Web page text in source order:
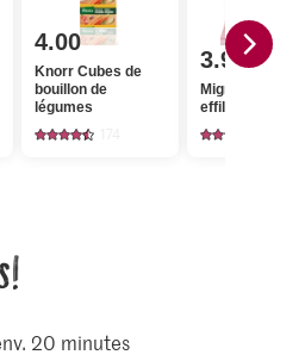
4.00
Knorr Cubes de
bouillon de
légumes
3.95
Migros
effilées
20 minutes